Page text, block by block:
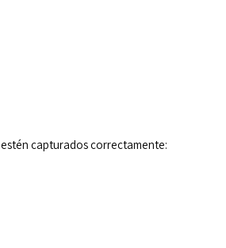
estén capturados correctamente: